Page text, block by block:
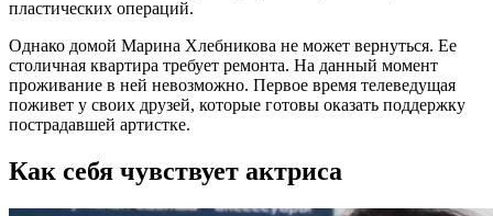
пластических операций.
Однако домой Марина Хлебникова не может вернуться. Ее
столичная квартира требует ремонта. На данный момент
проживание в ней невозможно. Первое время телеведущая
поживет у своих друзей, которые готовы оказать поддержку
пострадавшей артистке.
Как себя чувствует актриса